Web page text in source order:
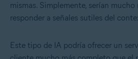
mismas. Simplemente, serían mucho
responder a señales sutiles del
Este tipo de IA podría ofrecer un